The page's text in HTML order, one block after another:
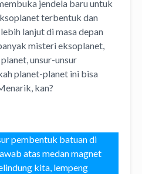
jendela baru untuk
terbentuk dan
lanjut di masa depan
misteri eksoplanet,
unsur-unsur
planet-planet ini bisa
kan?
pembentuk batuan di
atas medan magnet
kita, lempeng